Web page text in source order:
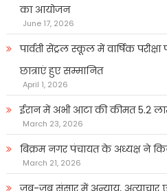
का आयोजन
June 17, 2026
पार्वती सेंट्रल स्कूल में वार्षिक परीक्षा
छात्राएं हुए सम्मानित
April 1, 2026
ईरान में अभी आटा की कीमत 5.2
March 23, 2026
बिक्रम नगर पंचायत के अध्यक्ष ने
March 21, 2026